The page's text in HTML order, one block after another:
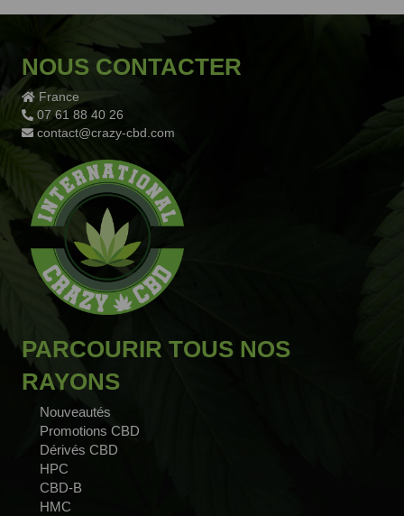
NOUS CONTACTER
France
07 61 88 40 26
contact@crazy-cbd.com
PARCOURIR TOUS NOS
RAYONS
Nouveautés
Promotions CBD
Dérivés CBD
HPC
CBD-B
HMC